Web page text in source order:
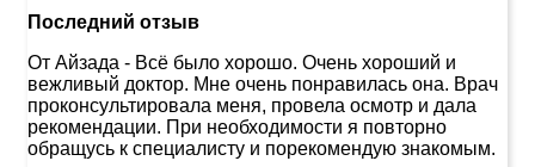
Последний отзыв
От Айзада - Всё было хорошо. Очень хороший и
вежливый доктор. Мне очень понравилась она. Врач
проконсультировала меня, провела осмотр и дала
рекомендации. При необходимости я повторно
обращусь к специалисту и порекомендую знакомым.